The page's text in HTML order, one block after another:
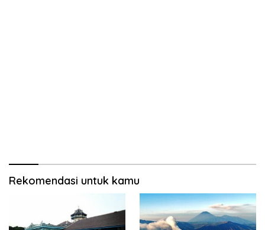
Rekomendasi untuk kamu